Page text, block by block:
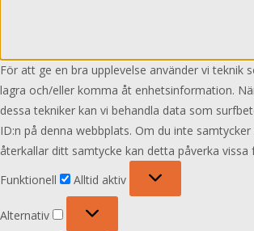
För att ge en bra upplevelse använder vi teknik
lagra och/eller komma åt enhetsinformation.
dessa tekniker kan vi behandla data som
ID:n på denna webbplats. Om du inte
återkallar ditt samtycke kan detta påverka vissa
Funktionell
Alltid aktiv
Alternativ